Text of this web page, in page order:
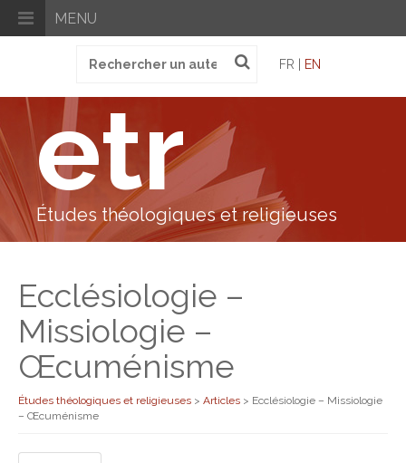
MENU
pour
FR | EN
etr
Études théologiques et religieuses
Ecclésiologie –
Missiologie –
Œcuménisme
Études théologiques et religieuses > Articles > Ecclésiologie – Missiologie
– Œcuménisme